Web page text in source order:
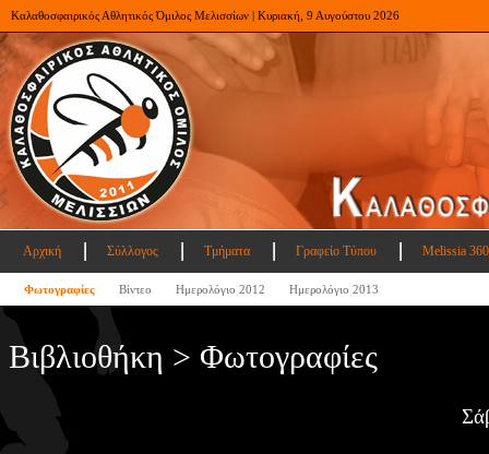
Καλαθοσφαιρικός Αθλητικός Όμιλος Μελισσίων | Κυριακή, 9 Αυγούστου 2026
Αρχική Σύλλογος Τμήματα Γραφείο Τύπου Melissia
Φωτογραφίες Βίντεο Ημερολόγιο 2012 Ημερολόγιο 2013
Βιβλιοθήκη > Φωτογραφίες